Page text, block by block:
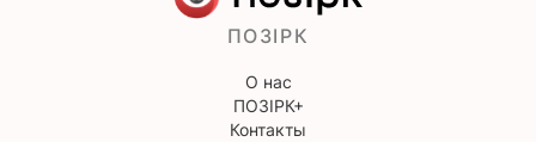
ПОЗІРК
О нас
ПОЗІРК+
Контакты